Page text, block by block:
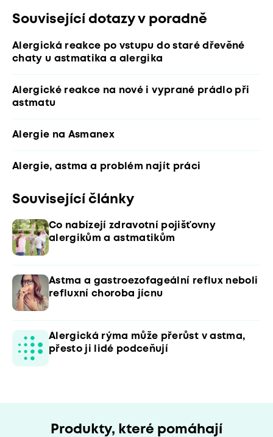
Související dotazy v poradně
Alergická reakce po vstupu do staré dřevěné
chaty u astmatika a alergika
Alergické reakce na nové i vyprané prádlo při
astmatu
Alergie na Asmanex
Alergie, astma a problém najít práci
Související články
Co nabízejí zdravotní pojišťovny
alergikům a astmatikům
Astma a gastroezofageální reflux neboli
refluxní choroba jícnu
Alergická rýma může přerůst v astma,
přesto ji lidé podceňují
Produkty, které pomáhají